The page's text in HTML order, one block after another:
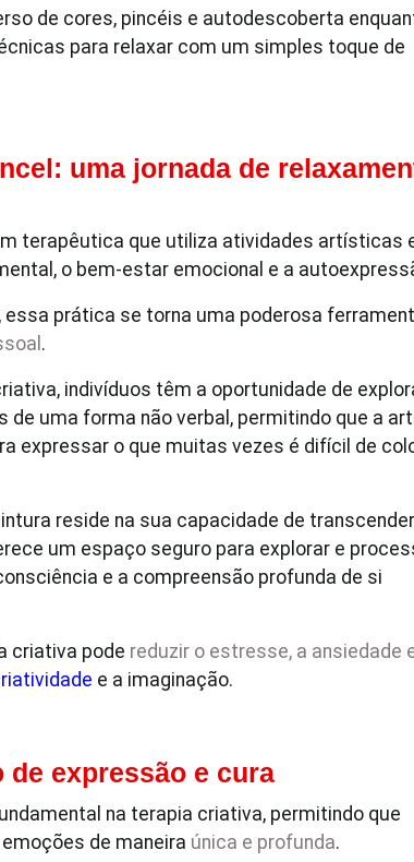
de cores, pincéis e autodescoberta
para relaxar com um simples toque de
uma jornada de
terapêutica que utiliza atividades artísticas
o bem-estar emocional e a
essa prática se torna uma poderosa
.
indivíduos têm a oportunidade de
uma forma não verbal, permitindo que a
expressar o que muitas vezes é difícil de
reside na sua capacidade de transcender
um espaço seguro para explorar e
e a compreensão profunda de si
criativa pode reduzir o estresse, a ansiedade
e a imaginação.
expressão e cura
na terapia criativa, permitindo que
de maneira única e profunda.